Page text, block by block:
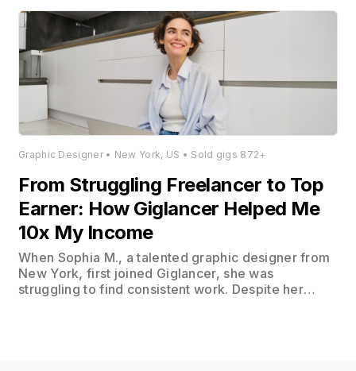
connect with clients who appreciated her unique
style and vision. Within her first month on
Giglancer, Sophia secured 5 gigs, each paying
around $200.
Graphic Designer • New York, US • Sold gigs 872+
From Struggling Freelancer to Top
Earner: How Giglancer Helped Me
10x My Income
When Sophia M., a talented graphic designer from
New York, first joined Giglancer, she was
struggling to find consistent work. Despite her